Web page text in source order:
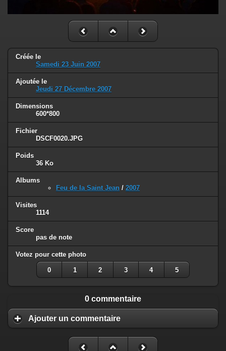
Créée le
Samedi 23 Juin 2007
Ajoutée le
Jeudi 27 Décembre 2007
Dimensions
600*800
Fichier
DSCF0020.JPG
Poids
36 Ko
Albums
Feu de la Saint Jean / 2007
Visites
1114
Score
pas de note
Votez pour cette photo
0 1 2 3 4 5
0 commentaire
Ajouter un commentaire